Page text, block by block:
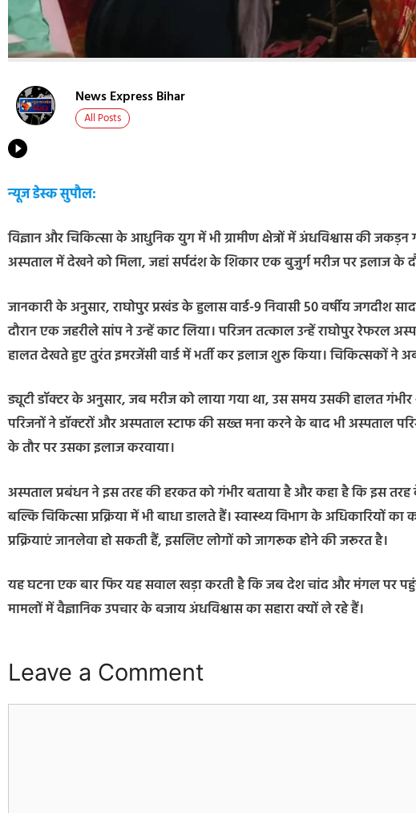
News Express Bihar
All Posts
न्यूज डेस्क सुपौल:
विज्ञान और चिकित्सा के आधुनिक युग में भी ग्रामीण क्षेत्रों में अंधविश्वास की
अस्पताल में देखने को मिला, जहां सर्पदंश के शिकार एक बुजुर्ग मरीज पर इलाज के
जानकारी के अनुसार, राघोपुर प्रखंड के हुलास वार्ड-9 निवासी 50 वर्षीय
दौरान एक जहरीले सांप ने उन्हें काट लिया। परिजन तत्काल उन्हें राघोपुर रेफरल
हालत देखते हुए तुरंत इमरजेंसी वार्ड में भर्ती कर इलाज शुरू किया। चिकित्सकों
ड्यूटी डॉक्टर के अनुसार, जब मरीज को लाया गया था, उस समय उसकी हालत
परिजनों ने डॉक्टरों और अस्पताल स्टाफ की सख्त मना करने के बाद भी अस्पताल
के तौर पर उसका इलाज करवाया।
अस्पताल प्रबंधन ने इस तरह की हरकत को गंभीर बताया है और कहा है कि इस
बल्कि चिकित्सा प्रक्रिया में भी बाधा डालते हैं। स्वास्थ्य विभाग के अधिकारियों
प्रक्रियाएं जानलेवा हो सकती हैं, इसलिए लोगों को जागरूक होने की जरूरत है।
यह घटना एक बार फिर यह सवाल खड़ा करती है कि जब देश चांद और मंगल पर
मामलों में वैज्ञानिक उपचार के बजाय अंधविश्वास का सहारा क्यों ले रहे हैं।
Leave a Comment